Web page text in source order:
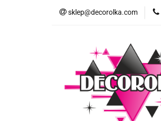
sklep@decorolka.com